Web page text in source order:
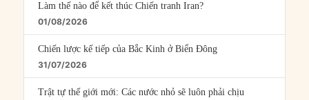
Làm thế nào để kết thúc Chiến tranh Iran?
01/08/2026
Chiến lược kế tiếp của Bắc Kinh ở Biển Đông
31/07/2026
Trật tự thế giới mới: Các nước nhỏ sẽ luôn phải chịu